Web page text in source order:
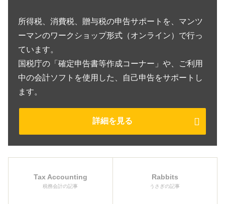
所得税、消費税、贈与税の申告サポートを、マンツ
ーマンのワークショップ形式（オンライン）で行っ
ています。
国税庁の「確定申告書等作成コーナー」や、ご利用
中の会計ソフトを使用した、自己申告をサポートし
ます。
詳細を見る
Tax Accounting
税務会計の記事
Rabbits
うさぎの記事